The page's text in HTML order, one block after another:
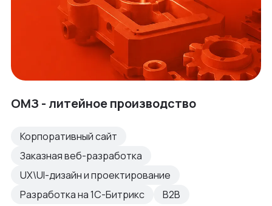
ОМЗ - литейное производство
Корпоративный сайт
Заказная веб-разработка
UX\UI-дизайн и проектирование
Разработка на 1С-Битрикс
B2B